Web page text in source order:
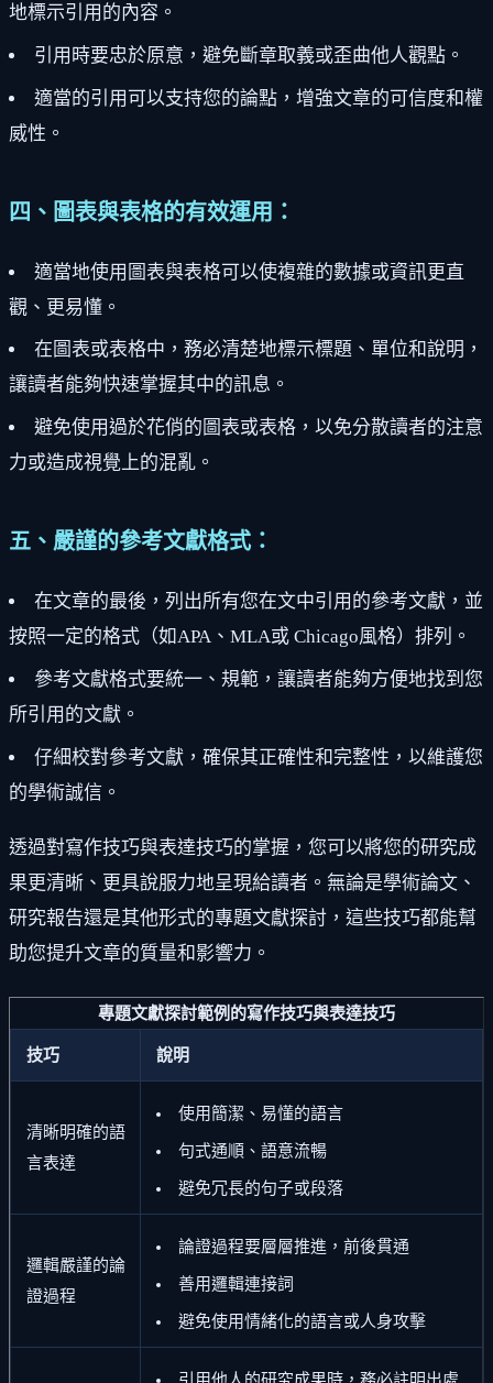
地標示引用的內容。
引用時要忠於原意，避免斷章取義或歪曲他人觀點。
適當的引用可以支持您的論點，增強文章的可信度和權
威性。
四、圖表與表格的有效運用：
適當地使用圖表與表格可以使複雜的數據或資訊更直
觀、更易懂。
在圖表或表格中，務必清楚地標示標題、單位和說明，
讓讀者能夠快速掌握其中的訊息。
避免使用過於花俏的圖表或表格，以免分散讀者的注意
力或造成視覺上的混亂。
五、嚴謹的參考文獻格式：
在文章的最後，列出所有您在文中引用的參考文獻，並
按照一定的格式（如APA、MLA或 Chicago風格）排列。
參考文獻格式要統一、規範，讓讀者能夠方便地找到您
所引用的文獻。
仔細校對參考文獻，確保其正確性和完整性，以維護您
的學術誠信。
透過對寫作技巧與表達技巧的掌握，您可以將您的研究成
果更清晰、更具說服力地呈現給讀者。無論是學術論文、
研究報告還是其他形式的專題文獻探討，這些技巧都能幫
助您提升文章的質量和影響力。
專題文獻探討範例的寫作技巧與表達技巧
技巧 說明
清晰明確的語
言表達
使用簡潔、易懂的語言
句式通順、語意流暢
避免冗長的句子或段落
邏輯嚴謹的論
證過程
論證過程要層層推進，前後貫通
善用邏輯連接詞
避免使用情緒化的語言或人身攻擊